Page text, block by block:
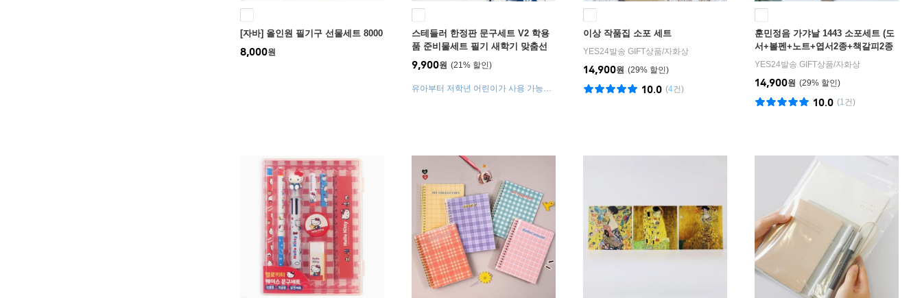
[자바] 올인원 필기구 선물세트 8000
8,000원
스테들러 한정판 문구세트 V2 학용
품 준비물세트 필기 새학기 맞춤선
물 어린이
21%
9,900원
유아부터 저학년 어린이가 사용 가능한
이상 작품집 소포 세트
YES24발송 GIFT상품/자화상
29%
14,900원
(4건)
10.0
훈민정음 가갸날 1443 소포세트 (도
서+볼펜+노트+엽서2종+책갈피2종
+연필)
YES24발송 GIFT상품/자화상
29%
14,900원
(1건)
10.0